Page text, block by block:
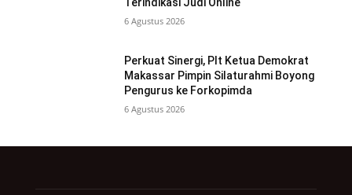
Terindikasi Judi Online
6 Agustus 2026
Perkuat Sinergi, Plt Ketua Demokrat
Makassar Pimpin Silaturahmi Boyong
Pengurus ke Forkopimda
6 Agustus 2026